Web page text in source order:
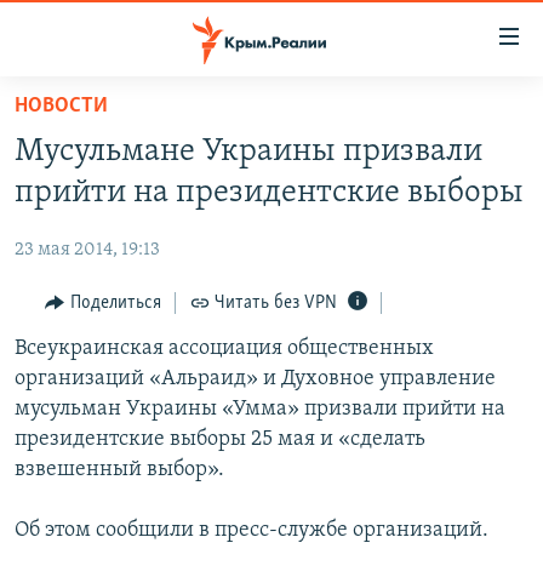
Вернуться
основному
содержанию
Вернутся
навигации
Вернутся
поиску
СПЕЦПРОЕКТЫ
КАРТА ВОЕННЫХ ОБЪЕКТОВ КРЫМА
11 ЛЕТ ОККУПАЦИИ КРЫМА. 11 ИСТОРИЙ СОПРОТИВЛЕНИЯ
ВОДА
ИСТОРИЯ
ЕЩЕ
ИНТЕРАКТИВ
ИНФОГРАФИКА
ТЕЛЕПРОЕКТ КРЫМ.РЕАЛИИ
СОВЕТЫ ПРАВОЗАЩИТНИКОВ
ПРОПАВШИЕ БЕЗ ВЕСТИ
РАДІО СВОБОДА
КАК ОБОЙТИ БЛОКИРОВКУ
Українською
НОВОСТИ
Мусульмане Украины призвали
прийти на президентские выборы
23 мая 2014, 19:13
Поделиться Читать без VPN
Всеукраинская ассоциация общественных
организаций «Альраид» и Духовное управление
мусульман Украины «Умма» призвали прийти на
президентские выборы 25 мая и «сделать
взвешенный выбор».
Об этом сообщили в пресс-службе организаций.